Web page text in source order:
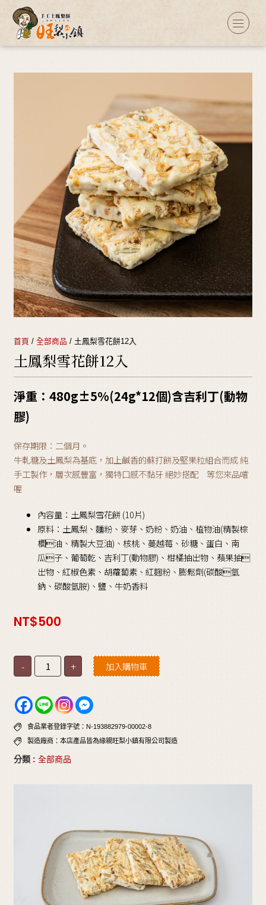
首頁 /全部商品 / 土鳳梨雪花餅12入
土鳳梨雪花餅12入
淨重：480g±5%(24g*12個)含吉利丁(動物
膠)
保存期限：二個月。
牛軋糖及土鳳梨為基底，加上鹹香的蘇打餅及堅果粒組合而成 純
手工製作，層次感豐富，獨特口感不黏牙 絕妙搭配 等您來品嚐
喔
內容量：土鳳梨雪花餅 (10片)
原料：土鳳梨、麵粉、麥芽、奶粉、奶油、植物油(精製棕
櫚油、精製大豆油)、核桃、蔓越莓、砂糖、蛋白、南
瓜子、葡萄乾、吉利丁(動物膠)、柑橘抽出物、蘋果抽
出物、紅椒色素、胡蘿蔔素、紅麴粉、膨鬆劑(碳酸氫
鈉、碳酸氫胺)、鹽、牛奶香料
NT$500
- + 加入購物車
食品業者登錄字號：N-193882979-00002-8
製造廠商：本店產品皆為緣親旺梨小鎮有限公司製造
分類 : 全部商品